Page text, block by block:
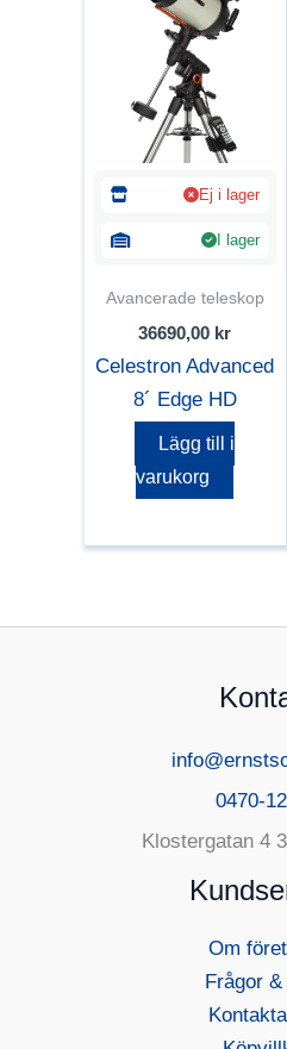
Ej i lager
I lager
Avancerade teleskop
36690,00 kr
Celestron Advanced
8´ Edge HD
Lägg till i
varukorg
0470-
Klostergatan 4
Om
Frågor